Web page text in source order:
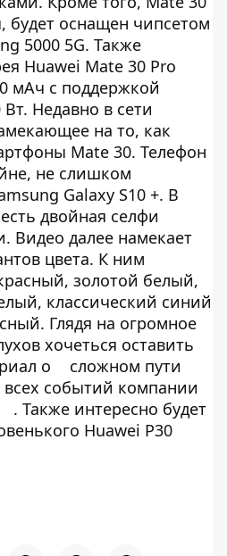
будет оснащен чипсетом
5000 5G. Также
Huawei Mate 30 Pro
мАч с поддержкой
Недавно в сети
на то, как
Mate 30. Телефон
не слишком
Galaxy S10 +. В
двойная селфи
Видео далее намекает
цвета. К ним
золотой белый,
классический синий
Глядя на огромное
хочеться оставить
о
сложном пути
событий компании
. Также интересно будет
Huawei P30